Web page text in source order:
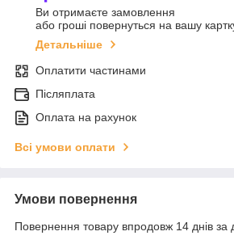
Ви отримаєте замовлення
або гроші повернуться на вашу
Детальніше
Оплатити частинами
Післяплата
Оплата на рахунок
Всі умови оплати
Умови повернення
Повернення товару впродовж 14 днів за